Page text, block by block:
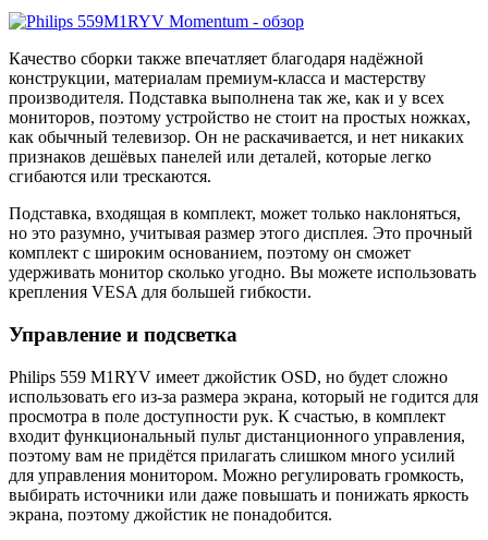
Качество сборки также впечатляет благодаря надёжной
конструкции, материалам премиум-класса и мастерству
производителя. Подставка выполнена так же, как и у всех
мониторов, поэтому устройство не стоит на простых ножках,
как обычный телевизор. Он не раскачивается, и нет никаких
признаков дешёвых панелей или деталей, которые легко
сгибаются или трескаются.
Подставка, входящая в комплект, может только наклоняться,
но это разумно, учитывая размер этого дисплея. Это прочный
комплект с широким основанием, поэтому он сможет
удерживать монитор сколько угодно. Вы можете использовать
крепления VESA для большей гибкости.
Управление и подсветка
Philips 559 M1RYV имеет джойстик OSD, но будет сложно
использовать его из-за размера экрана, который не годится для
просмотра в поле доступности рук. К счастью, в комплект
входит функциональный пульт дистанционного управления,
поэтому вам не придётся прилагать слишком много усилий
для управления монитором. Можно регулировать громкость,
выбирать источники или даже повышать и понижать яркость
экрана, поэтому джойстик не понадобится.